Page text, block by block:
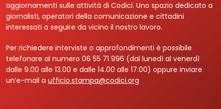
Contatti
Login
aggiornamenti sulle attività di Codici. Uno spazio dedicato a
giornalisti, operatori della comunicazione e cittadini
interessati a seguire da vicino il nostro lavoro.
Per richiedere interviste o approfondimenti è possibile
telefonare al numero 06 55 71 996 (dal lunedì al venerdì
dalle 9.00 alle 13.00 e dalle 14.00 alle 17.00) oppure inviare
un’e-mail a ufficio.stampa@codici.org